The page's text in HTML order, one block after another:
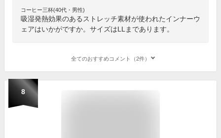
コーヒー三杯(40代・男性)
吸湿発熱効果のあるストレッチ素材が使われたインナーウ
ェアはいかがですか。サイズはLLまであります。
全てのおすすめコメント（2件）
8